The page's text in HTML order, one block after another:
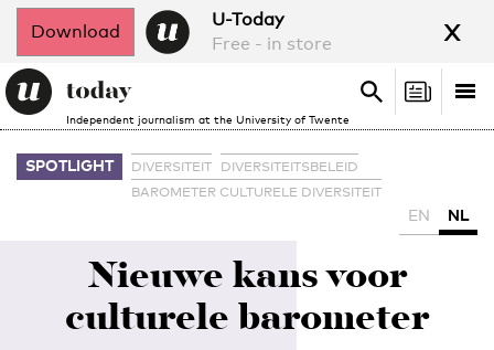
Download
U-Today
Free - in store
x
Independent journalism at the University of Twente
Search
Search
SPOTLIGHT DIVERSITEIT
DIVERSITEITSBELEID
BAROMETER CULTURELE DIVERSITEIT
EN NL
Nieuwe kans voor
culturele barometer